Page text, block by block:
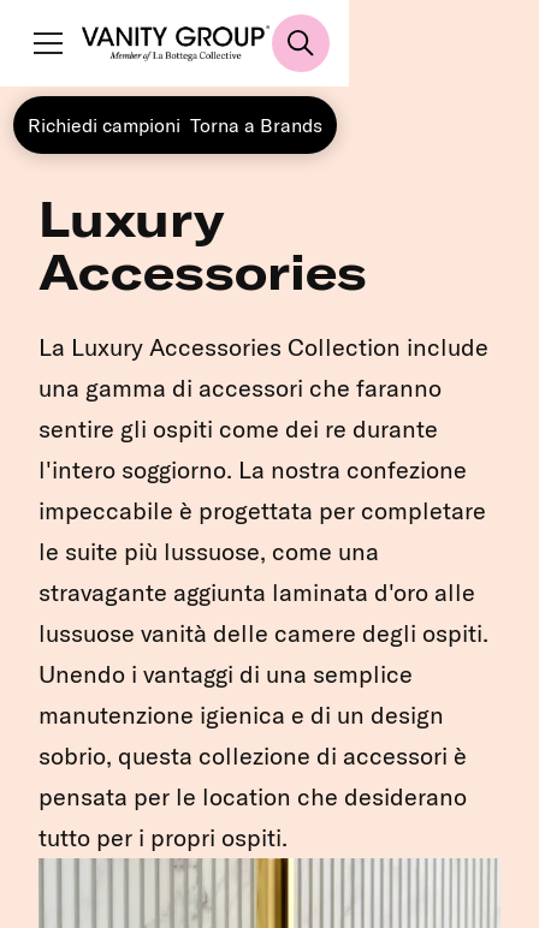
Richiedi campioni Torna a Brands
Luxury
Accessories
La Luxury Accessories Collection include
una gamma di accessori che faranno
sentire gli ospiti come dei re durante
l'intero soggiorno. La nostra confezione
impeccabile è progettata per completare
le suite più lussuose, come una
stravagante aggiunta laminata d'oro alle
lussuose vanità delle camere degli ospiti.
Unendo i vantaggi di una semplice
manutenzione igienica e di un design
sobrio, questa collezione di accessori è
pensata per le location che desiderano
tutto per i propri ospiti.